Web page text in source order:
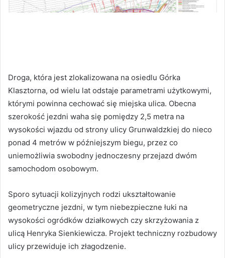
Droga, która jest zlokalizowana na osiedlu Górka
Klasztorna, od wielu lat odstaje parametrami użytkowymi,
którymi powinna cechować się miejska ulica. Obecna
szerokość jezdni waha się pomiędzy 2,5 metra na
wysokości wjazdu od strony ulicy Grunwaldzkiej do nieco
ponad 4 metrów w późniejszym biegu, przez co
uniemożliwia swobodny jednoczesny przejazd dwóm
samochodom osobowym.
Sporo sytuacji kolizyjnych rodzi ukształtowanie
geometryczne jezdni, w tym niebezpieczne łuki na
wysokości ogródków działkowych czy skrzyżowania z
ulicą Henryka Sienkiewicza. Projekt techniczny rozbudowy
ulicy przewiduje ich złagodzenie.